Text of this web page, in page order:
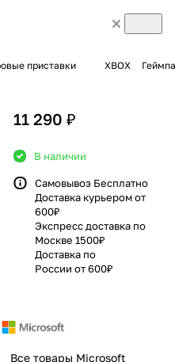
приставки XBOX
11 290 ₽
В наличии
Самовывоз Бесплатно
Доставка курьером от
600₽
Экспресс доставка по
Москве 1500₽
Доставка по
России от 600₽
Все товары Microsoft